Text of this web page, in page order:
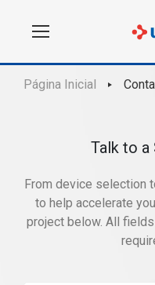
Página Inicial
Talk to a
From device selection
to help accelerate
project below. All